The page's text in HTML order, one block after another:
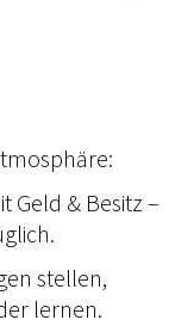
Geld & Besitz –
stellen,
lernen.